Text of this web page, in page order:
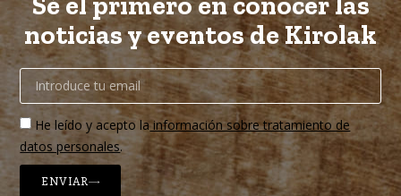
noticias y eventos de Kirolak
He leído y acepto lainformación sobre tratamiento de
datos personales.
ENVIAR